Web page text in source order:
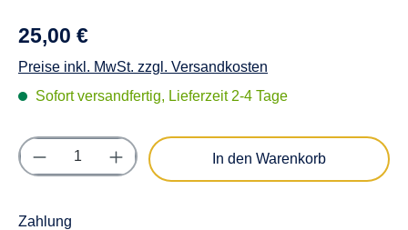
25,00 €
Preise inkl. MwSt. zzgl. Versandkosten
Sofort versandfertig, Lieferzeit 2-4 Tage
Produkt Anzahl: Gib den gewünschten
In den Warenkorb
Zahlung